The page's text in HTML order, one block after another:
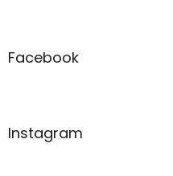
Facebook
Instagram